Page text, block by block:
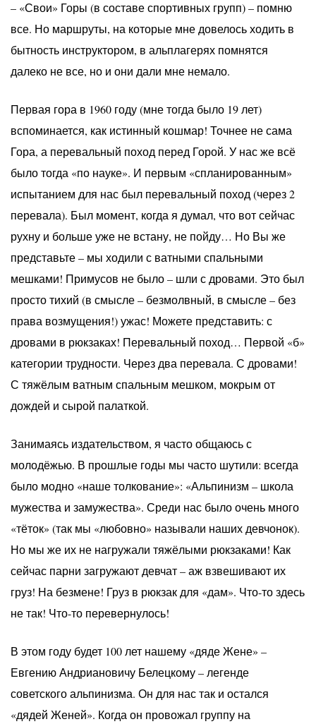
– «Свои» Горы (в составе спортивных групп) – помню
все. Но маршруты, на которые мне довелось ходить в
бытность инструктором, в альплагерях помнятся
далеко не все, но и они дали мне немало.
Первая гора в 1960 году (мне тогда было 19 лет)
вспоминается, как истинный кошмар! Точнее не сама
Гора, а перевальный поход перед Горой. У нас же всё
было тогда «по науке». И первым «спланированным»
испытанием для нас был перевальный поход (через 2
перевала). Был момент, когда я думал, что вот сейчас
рухну и больше уже не встану, не пойду… Но Вы же
представьте – мы ходили с ватными спальными
мешками! Примусов не было – шли с дровами. Это был
просто тихий (в смысле – безмолвный, в смысле – без
права возмущения!) ужас! Можете представить: с
дровами в рюкзаках! Перевальный поход… Первой «б»
категории трудности. Через два перевала. С дровами!
С тяжёлым ватным спальным мешком, мокрым от
дождей и сырой палаткой.
Занимаясь издательством, я часто общаюсь с
молодёжью. В прошлые годы мы часто шутили: всегда
было модно «наше толкование»: «Альпинизм – школа
мужества и замужества». Среди нас было очень много
«тёток» (так мы «любовно» называли наших девчонок).
Но мы же их не нагружали тяжёлыми рюкзаками! Как
сейчас парни загружают девчат – аж взвешивают их
груз! На безмене! Груз в рюкзак для «дам». Что-то здесь
не так! Что-то перевернулось!
В этом году будет 100 лет нашему «дяде Жене» –
Евгению Андриановичу Белецкому – легенде
советского альпинизма. Он для нас так и остался
«дядей Женей». Когда он провожал группу на